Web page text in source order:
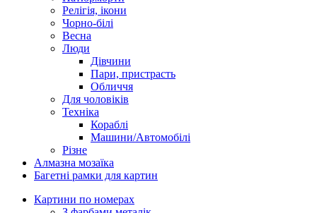
Релігія, ікони
Чорно-білі
Весна
Люди
Дівчини
Пари, пристрасть
Обличчя
Для чоловіків
Техніка
Кораблі
Машини/Автомобілі
Різне
Алмазна мозаїка
Багетні рамки для картин
Картини по номерах